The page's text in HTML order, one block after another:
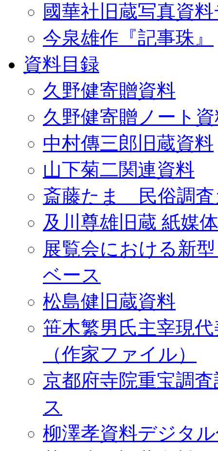
國華社旧蔵写真資
今泉雄作『記事珠』
資料目録
久野健寄贈資料
久野健寄贈ノート
中村傳三郎旧蔵資料
山下菊二関連資料
斎藤たま 民俗調査
及川尊雄旧蔵 紙媒
展覧会における新
ベース
松島健旧蔵資料
笹木繁男氏主宰現
（作家ファイル）
京都府寺院重宝調
ス
柳澤孝資料デジタ